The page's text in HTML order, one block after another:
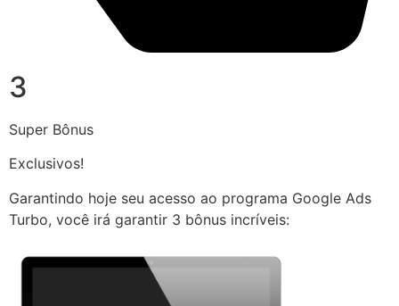
3
Super Bônus
Exclusivos!
Garantindo hoje seu acesso ao programa Google Ads
Turbo, você irá garantir 3 bônus incríveis: